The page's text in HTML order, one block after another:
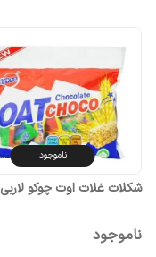
ناموجود
شکلات غلات اوت چوکو لاربی
ناموجود